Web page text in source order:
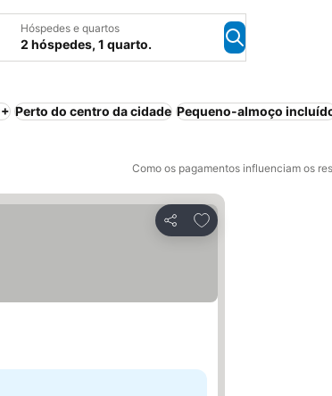
Hóspedes e quartos
2 hóspedes, 1 quarto.
Perto do centro da cidade Pequeno-almoço
Como os pagamentos influenciam os
Partilhar
Adicionar aos